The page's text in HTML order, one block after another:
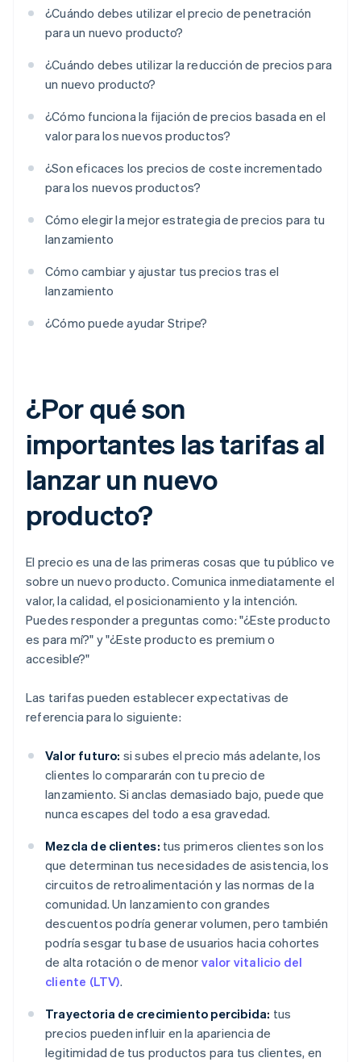
¿Cuándo debes utilizar el precio de penetración
para un nuevo producto?
¿Cuándo debes utilizar la reducción de precios para
un nuevo producto?
¿Cómo funciona la fijación de precios basada en el
valor para los nuevos productos?
¿Son eficaces los precios de coste incrementado
para los nuevos productos?
Cómo elegir la mejor estrategia de precios para tu
lanzamiento
Cómo cambiar y ajustar tus precios tras el
lanzamiento
¿Cómo puede ayudar Stripe?
¿Por qué son
importantes las tarifas al
lanzar un nuevo
producto?
El precio es una de las primeras cosas que tu público ve
sobre un nuevo producto. Comunica inmediatamente el
valor, la calidad, el posicionamiento y la intención.
Puedes responder a preguntas como: "¿Este producto
es para mí?" y "¿Este producto es premium o
accesible?"
Las tarifas pueden establecer expectativas de
referencia para lo siguiente:
Valor futuro: si subes el precio más adelante, los
clientes lo compararán con tu precio de
lanzamiento. Si anclas demasiado bajo, puede que
nunca escapes del todo a esa gravedad.
Mezcla de clientes: tus primeros clientes son los
que determinan tus necesidades de asistencia, los
circuitos de retroalimentación y las normas de la
comunidad. Un lanzamiento con grandes
descuentos podría generar volumen, pero también
podría sesgar tu base de usuarios hacia cohortes
de alta rotación o de menor valor vitalicio del
cliente (LTV).
Trayectoria de crecimiento percibida: tus
precios pueden influir en la apariencia de
legitimidad de tus productos para tus clientes, en